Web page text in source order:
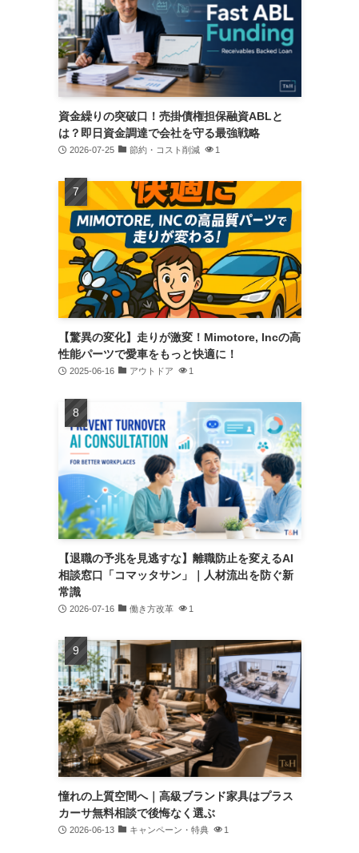
資金繰りの突破口！売掛債権担保融資ABLと
は？即日資金調達で会社を守る最強戦略
2026-07-25 節約・コスト削減 1
【驚異の変化】走りが激変！Mimotore, Incの高
性能パーツで愛車をもっと快適に！
2025-06-16 アウトドア 1
【退職の予兆を見逃すな】離職防止を変えるAI
相談窓口「コマッタサン」｜人材流出を防ぐ新
常識
2026-07-16 働き方改革 1
憧れの上質空間へ｜高級ブランド家具はプラス
カーサ無料相談で後悔なく選ぶ
2026-06-13 キャンペーン・特典 1